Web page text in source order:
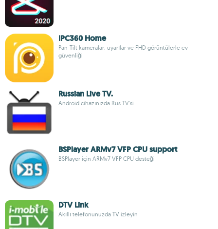
IPC360 Home
Pan-Tilt kameralar, uyarılar ve FHD görüntülerle ev
güvenliği
Russian Live TV.
Android cihazınızda Rus TV'si
BSPlayer ARMv7 VFP CPU support
BSPlayer için ARMv7 VFP CPU desteği
DTV Link
Akıllı telefonunuzda TV izleyin